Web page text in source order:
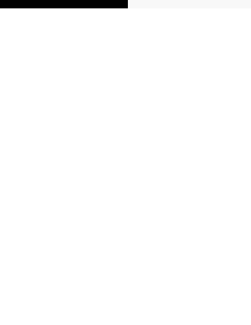
Understand